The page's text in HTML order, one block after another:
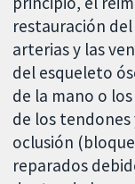
restauración
arterias y las
del esqueleto
de la mano o
de los tendones
oclusión
reparados